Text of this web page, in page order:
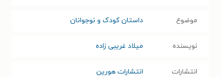
موضوع داستان کودک و نوجوانان
نویسنده میلاد غریبی زاده
انتشارات انتشارات هورین